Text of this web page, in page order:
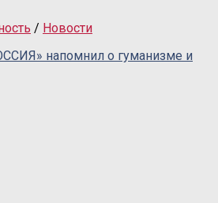
/ Новости
напомнил о гуманизме и